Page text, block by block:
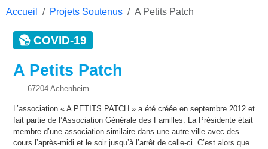
Accueil Projets Soutenus A Petits Patch
COVID-19
A Petits Patch
67204 Achenheim
L’association « A PETITS PATCH » a été créée en septembre 2012 et
fait partie de l’Association Générale des Familles. La Présidente était
membre d’une association similaire dans une autre ville avec des
cours l’après-midi et le soir jusqu’à l’arrêt de celle-ci. C’est alors que